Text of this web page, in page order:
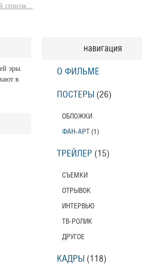
список...
эры.
в
навигация
О ФИЛЬМЕ
ПОСТЕРЫ (26)
ОБЛОЖКИ
ФАН-АРТ (1)
ТРЕЙЛЕР (15)
СЪЕМКИ
ОТРЫВОК
ИНТЕРВЬЮ
ТВ-РОЛИК
ДРУГОЕ
КАДРЫ (118)